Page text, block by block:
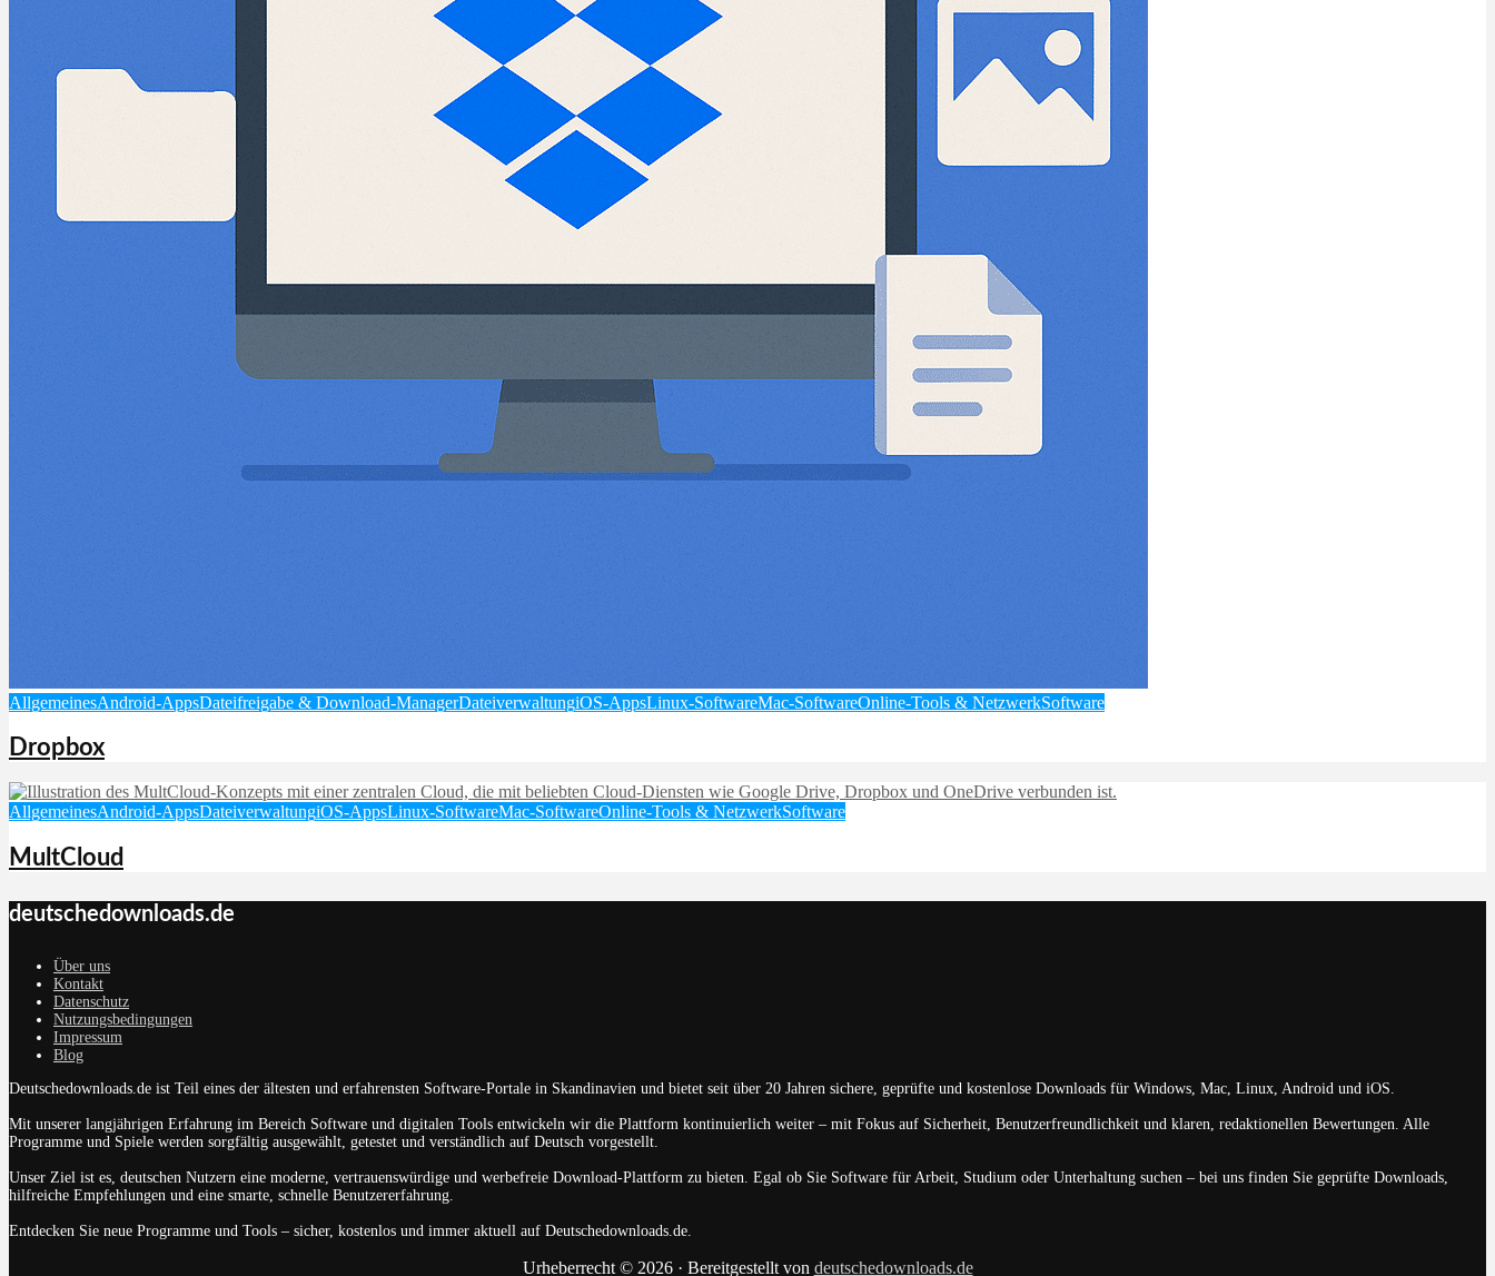
AllgemeinesAndroid-AppsDateifreigabe & Download-ManagerDateiverwaltungiOS-AppsLinux-SoftwareMac-SoftwareOnline-Tools & NetzwerkSoftware
Dropbox
AllgemeinesAndroid-AppsDateiverwaltungiOS-AppsLinux-SoftwareMac-SoftwareOnline-Tools & NetzwerkSoftware
MultCloud
deutschedownloads.de
Über uns
Kontakt
Datenschutz
Nutzungsbedingungen
Impressum
Blog
Deutschedownloads.de ist Teil eines der ältesten und erfahrensten Software-Portale in Skandinavien und bietet seit über 20 Jahren sichere, geprüfte und kostenlose Downloads für Windows, Mac, Linux, Android und iOS.
Mit unserer langjährigen Erfahrung im Bereich Software und digitalen Tools entwickeln wir die Plattform kontinuierlich weiter – mit Fokus auf Sicherheit, Benutzerfreundlichkeit und klaren, redaktionellen Bewertungen. Alle
Programme und Spiele werden sorgfältig ausgewählt, getestet und verständlich auf Deutsch vorgestellt.
Unser Ziel ist es, deutschen Nutzern eine moderne, vertrauenswürdige und werbefreie Download-Plattform zu bieten. Egal ob Sie Software für Arbeit, Studium oder Unterhaltung suchen – bei uns finden Sie geprüfte Downloads,
hilfreiche Empfehlungen und eine smarte, schnelle Benutzererfahrung.
Entdecken Sie neue Programme und Tools – sicher, kostenlos und immer aktuell auf Deutschedownloads.de.
Urheberrecht © 2026 · Bereitgestellt von deutschedownloads.de